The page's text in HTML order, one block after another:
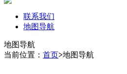
联系我们
地图导航
地图导航
当前位置： 首页>地图导航